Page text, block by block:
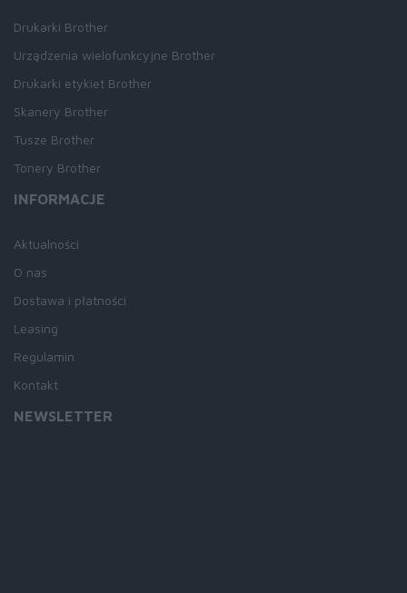
Drukarki Brother
Urządzenia wielofunkcyjne Brother
Drukarki etykiet Brother
Skanery Brother
Tusze Brother
Tonery Brother
INFORMACJE
Aktualności
O nas
Dostawa i płatności
Leasing
Regulamin
Kontakt
NEWSLETTER